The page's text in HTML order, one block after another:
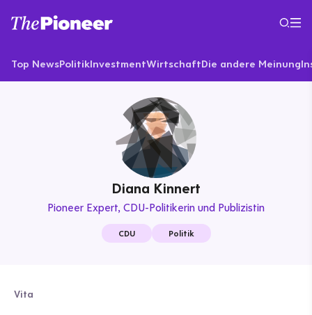
Top NewsPolitikInvestmentWirtschaftDie andere Meinung
Diana Kinnert
Pioneer Expert CDU-Politikerin und Publizistin
CDU Politik
Vita